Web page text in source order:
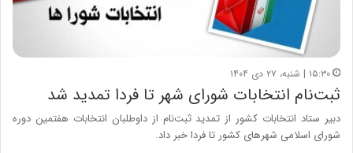
۱۵:۳۰ | شنبه، ۲۷ دی ۱۴۰۴
ثبت‌نام انتخابات شورای شهر تا فردا تمدید شد
دبیر ستاد انتخابات کشور از تمدید ثبت‌نام از داوطلبان انتخابات هفتمین دوره
شورای اسلامی شهرهای کشور تا فردا خبر داد.